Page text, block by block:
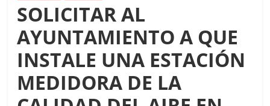
SOLICITAR AL
AYUNTAMIENTO A QUE
INSTALE UNA ESTACIÓN
MEDIDORA DE LA